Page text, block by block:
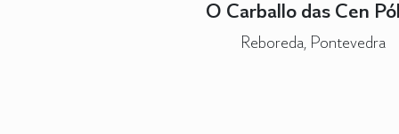
O Carballo das Cen
Reboreda, Pontevedra